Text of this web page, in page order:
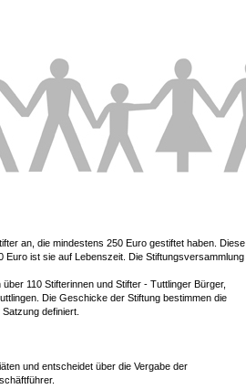
an, die mindestens 250 Euro gestiftet haben. Diese
Euro ist sie auf Lebenszeit. Die Stiftungsversammlung
110 Stifterinnen und Stifter - Tuttlinger Bürger,
Die Geschicke der Stiftung bestimmen die
definiert.
und entscheidet über die Vergabe der